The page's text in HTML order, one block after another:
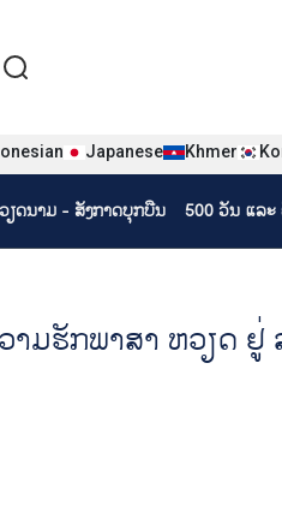
Lào
Japanese Khmer
ຽດ​ນາມ - ສັງ​ກາດ​ບຸກ​ບືນ 500 ວັນ ແລ
ມ​ຮັກ​ພາ​ສາ ຫວຽດ ຢູ່